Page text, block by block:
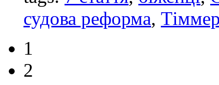
судова реформа,
1
2